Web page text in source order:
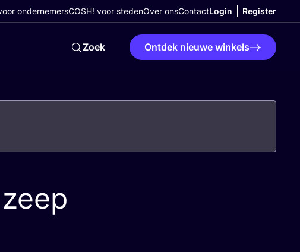
ondernemersCOSH! voor stedenOver onsContactLogin Register
Zoek Ontdek nieuwe winkels